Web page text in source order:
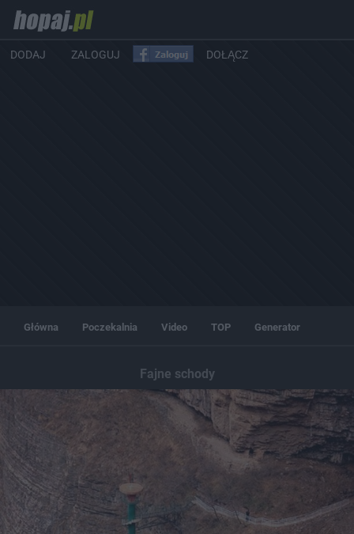
DODAJ ZALOGUJ DOŁĄCZ
Główna Poczekalnia Video TOP Generator
Fajne schody